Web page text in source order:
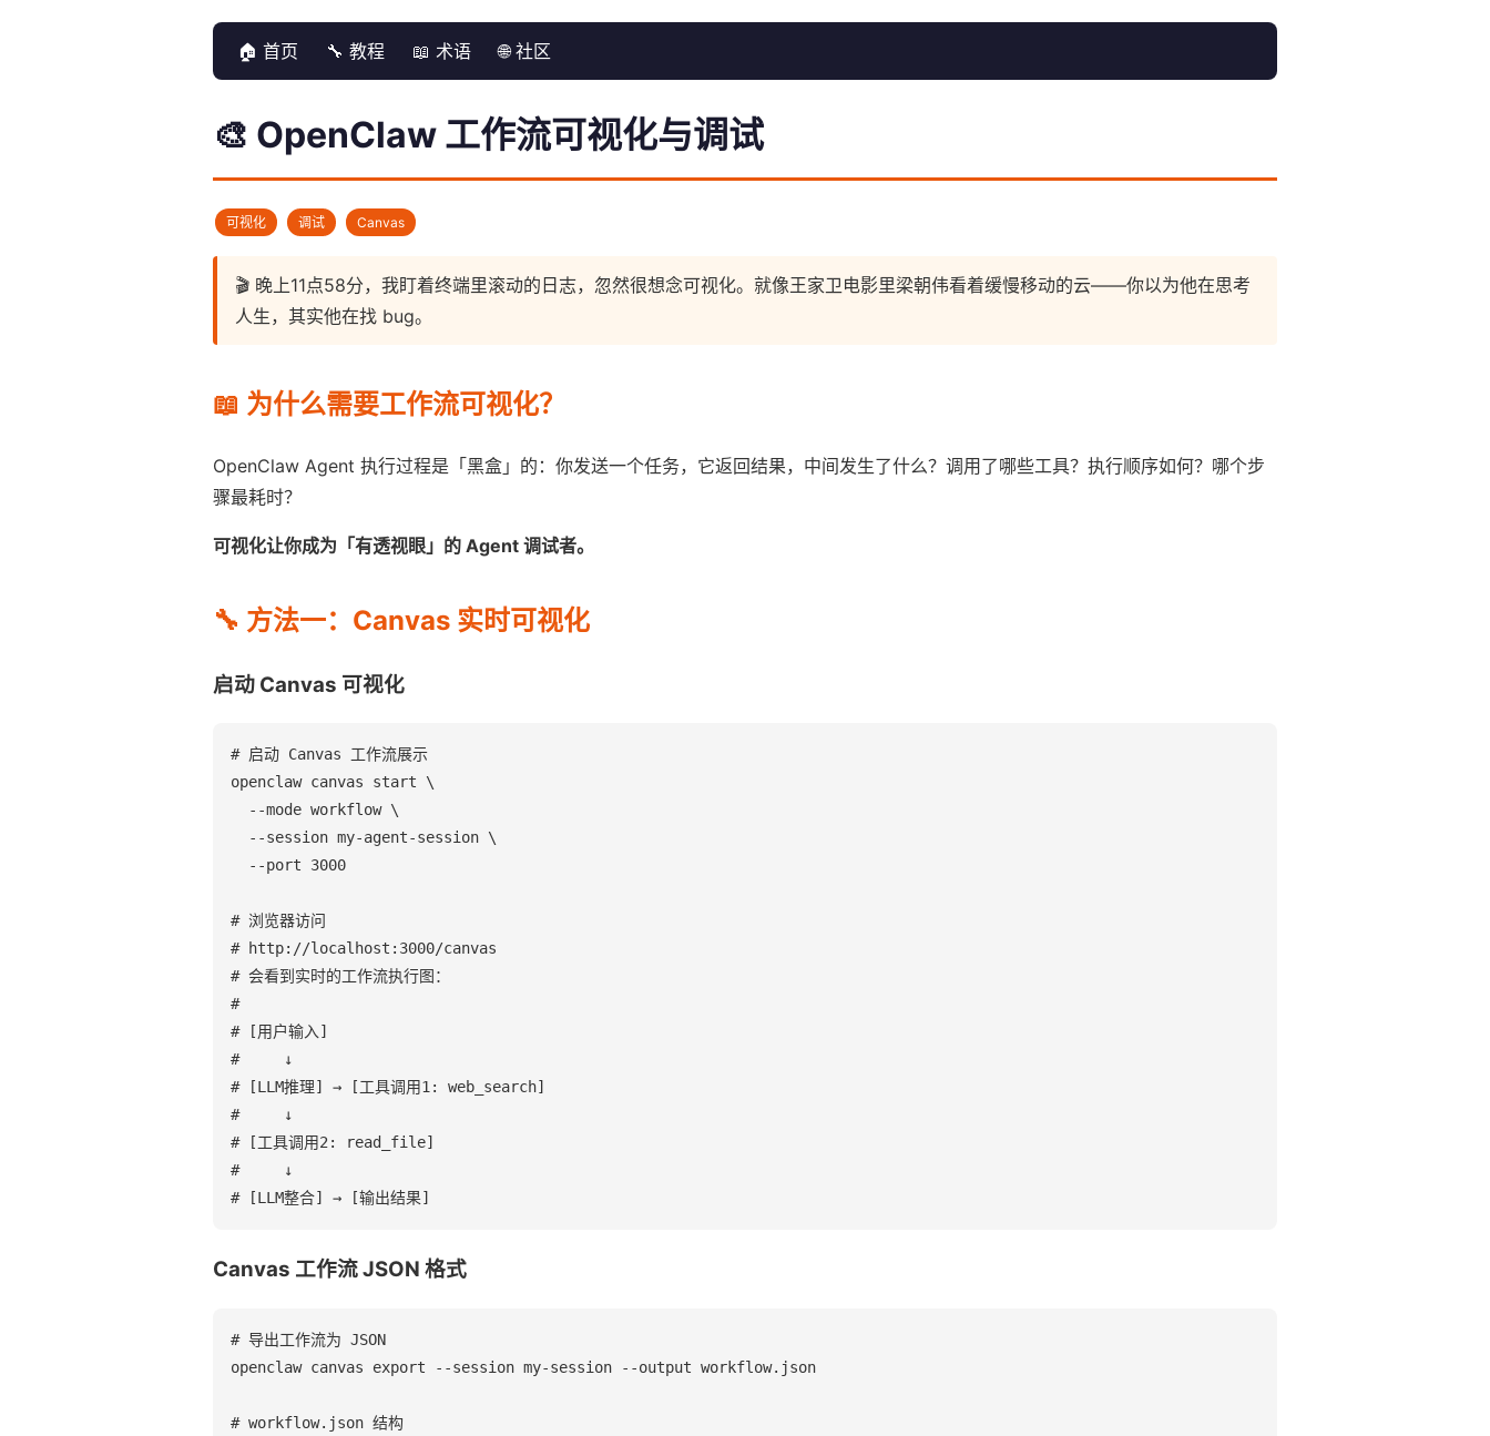
🏠 首页 🔧 教程 📖 术语 🌐 社区
🎨 OpenClaw 工作流可视化与调试
可视化 调试 Canvas
🎬 晚上11点58分，我盯着终端里滚动的日志，忽然很想念可视化。就像王家卫电影里梁朝伟看着缓慢移动的云——你以为他在思考
人生，其实他在找 bug。
📖 为什么需要工作流可视化？
OpenClaw Agent 执行过程是「黑盒」的：你发送一个任务，它返回结果，中间发生了什么？调用了哪些工具？执行顺序如何？哪个步
骤最耗时？
可视化让你成为「有透视眼」的 Agent 调试者。
🔧 方法一：Canvas 实时可视化
启动 Canvas 可视化
# 启动 Canvas 工作流展示
openclaw canvas start \
  --mode workflow \
  --session my-agent-session \
  --port 3000
# 浏览器访问
# http://localhost:3000/canvas
# 会看到实时的工作流执行图：
#
# [用户输入]
#     ↓
# [LLM推理] → [工具调用1: web_search]
#     ↓
# [工具调用2: read_file]
#     ↓
# [LLM整合] → [输出结果]
Canvas 工作流 JSON 格式
# 导出工作流为 JSON
openclaw canvas export --session my-session --output workflow.json
# workflow.json 结构